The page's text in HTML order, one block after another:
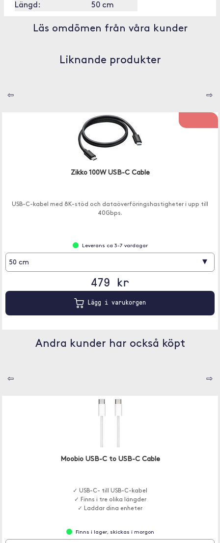
Längd: 50 cm
Läs omdömen från våra kunder
Liknande produkter
⇦ ⇨
Zikko 100W USB-C Cable
USB-C-kabel med 8K-stöd och dataöverföringshastigheter i upp till
40Gbps.
Leverans ca 3-7 vardagar
50 cm ▾
479 kr
Lägg i varukorgen
Andra kunder har också köpt
⇦ ⇨
Moobio USB-C to USB-C Cable
✓ USB-C- till USB-C-kabel
✓ Finns i tre olika längder
✓ Laddar dina enheter
Finns i lager, skickas i morgon